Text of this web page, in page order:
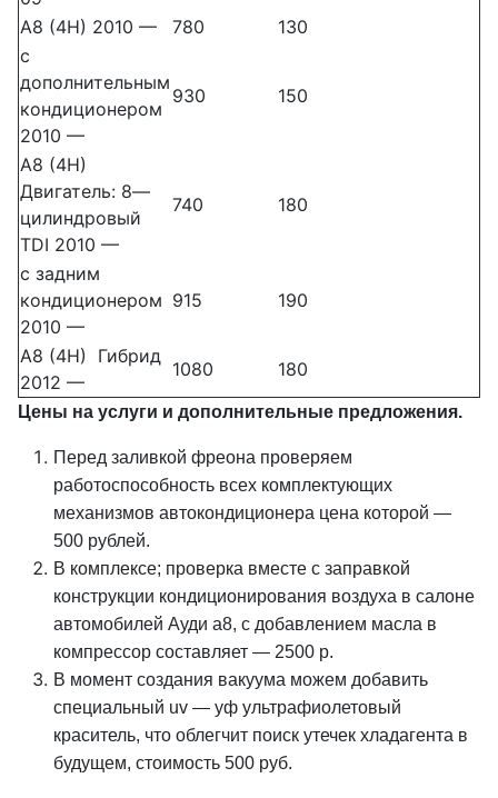
A8 (4H) 2010 —
780
130
с
дополнительным
кондиционером
2010 —
930 150
A8 (4H)
Двигатель: 8—
цилиндровый
TDI 2010 —
740 180
с задним
кондиционером
2010 —
915 190
A8 (4H) Гибрид
2012 —
1080 180
Цены на услуги и дополнительные предложения.
Перед заливкой фреона проверяем
работоспособность всех комплектующих
механизмов автокондиционера цена которой —
500 рублей.
В комплексе; проверка вместе с заправкой
конструкции кондиционирования воздуха в салоне
автомобилей Ауди a8, с добавлением масла в
компрессор составляет — 2500 р.
В момент создания вакуума можем добавить
специальный uv — уф ультрафиолетовый
краситель, что облегчит поиск утечек хладагента в
будущем, стоимость 500 руб.